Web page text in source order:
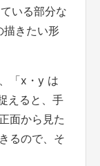
いる部分な
描きたい形
「x・y は
えると、手
面から見た
るので、そ